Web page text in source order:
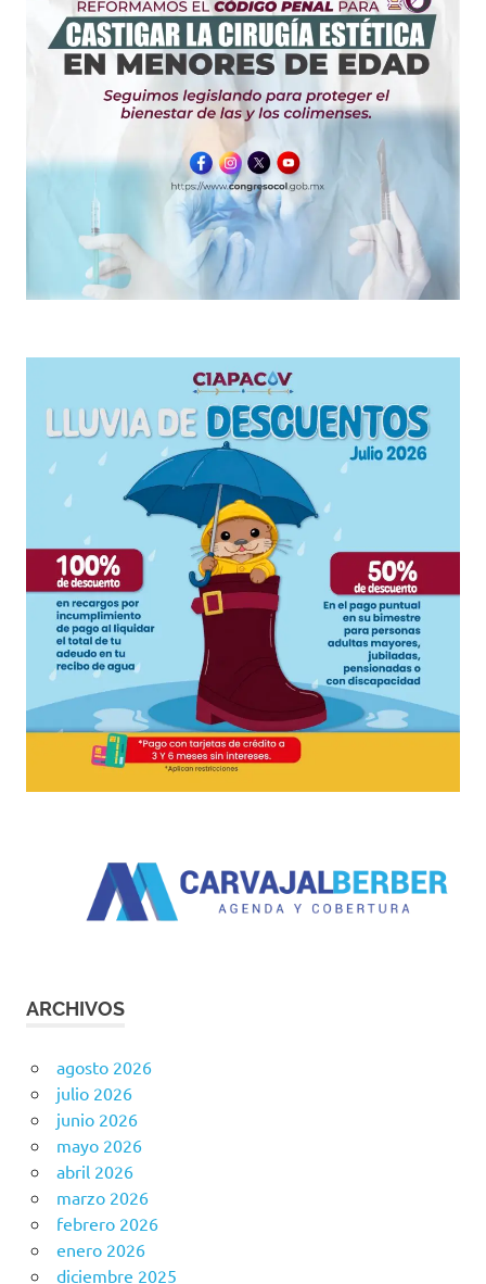
ARCHIVOS
agosto 2026
julio 2026
junio 2026
mayo 2026
abril 2026
marzo 2026
febrero 2026
enero 2026
diciembre 2025